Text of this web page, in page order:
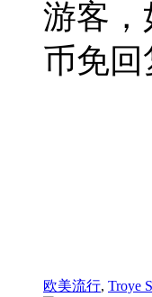
游客，
币免
欧美流行, Troye